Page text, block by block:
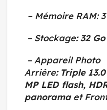
– Mémoire RAM: 3
– Stockage: 32 Go
– Appareil Photo
Arriére: Triple 13.0
MP LED flash,
panoramaet